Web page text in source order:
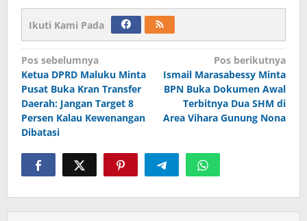
Ikuti Kami Pada
Navigasi
pos
Pos sebelumnya
Ketua DPRD Maluku Minta
Pusat Buka Kran Transfer
Daerah: Jangan Target 8
Persen Kalau Kewenangan
Dibatasi
Pos berikutnya
Ismail Marasabessy Minta
BPN Buka Dokumen Awal
Terbitnya Dua SHM di
Area Vihara Gunung Nona